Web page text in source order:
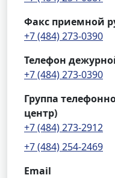
Факс приемной
+7 (484) 273-0390
Телефон
+7 (484) 273-0390
Группа
центр)
+7 (484) 273-2912
+7 (484) 254-2469
Email